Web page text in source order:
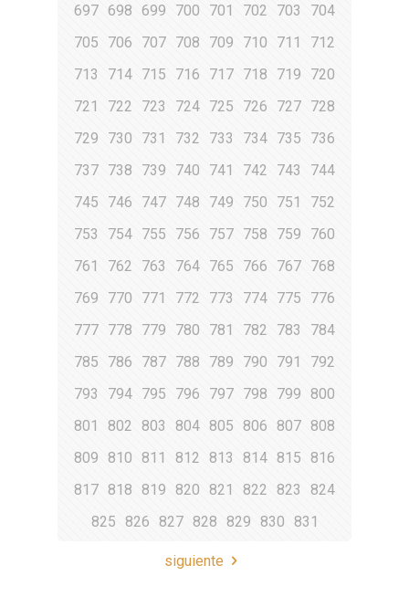
697 698 699 700 701 702 703
704
705
706 707 708 709 710 711
712
713
714 715 716 717 718 719
720
721
722 723 724 725 726 727 728
729
730 731 732 733 734 735
736
737 738 739 740 741 742 743
744
745
746 747 748 749 750 751
752
753
754 755 756 757 758 759
760
761
762 763 764 765 766 767 768
769
770 771 772 773 774 775
776
777 778 779 780 781 782 783
784
785
786 787 788 789 790 791
792
793
794 795 796 797 798 799
800
801
802 803 804 805 806 807 808
809
810 811 812 813 814 815
816
817 818 819 820 821 822 823
824
825
826 827 828 829 830 831
siguiente